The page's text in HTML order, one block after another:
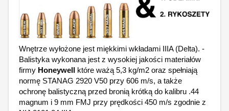
Wnętrze wyłożone jest miękkimi wkładami IIIA (Delta). -
Balistyka wykonana jest z wysokiej jakości materiałów
firmy Honeywell które ważą 5,3 kg/m2 oraz spełniają
normę STANAG 2920 V50 przy 606 m/s, a także
ochronę balistyczną przed bronią krótką do kalibru .44
magnum i 9 mm FMJ przy prędkości 450 m/s zgodnie z